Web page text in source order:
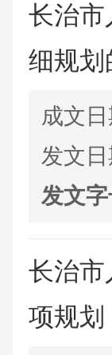
长治市
细规划
成文日
发文日
发文字
长治市
项规